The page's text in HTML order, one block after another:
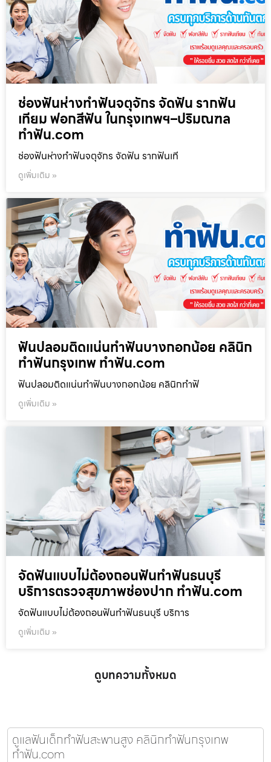
ช่องฟันห่างทำฟันจตุจักร จัดฟัน รากฟัน
เทียม ฟอกสีฟัน ในกรุงเทพฯ–ปริมณฑล
ทำฟัน.com
ช่องฟันห่างทำฟันจตุจักร จัดฟัน รากฟันเที
ดูเพิ่มเติม »
ฟันปลอมติดแน่นทำฟันบางกอกน้อย คลินิก
ทำฟันกรุงเทพ ทำฟัน.com
ฟันปลอมติดแน่นทำฟันบางกอกน้อย คลินิกทำฟั
ดูเพิ่มเติม »
จัดฟันแบบไม่ต้องถอนฟันทำฟันธนบุรี
บริการตรวจสุขภาพช่องปาก ทำฟัน.com
จัดฟันแบบไม่ต้องถอนฟันทำฟันธนบุรี บริการ
ดูเพิ่มเติม »
ดูบทความทั้งหมด
ดูแลฟันเด็กทำฟันสะพานสูง คลินิกทำฟันกรุงเทพ
ทำฟัน.com